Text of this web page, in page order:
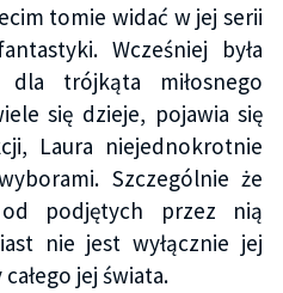
tomie widać w jej serii
Wcześniej była
trójkąta miłosnego
się dzieje, pojawia się
Laura niejednokrotnie
Szczególnie że
podjętych przez nią
nie jest wyłącznie jej
jej świata.